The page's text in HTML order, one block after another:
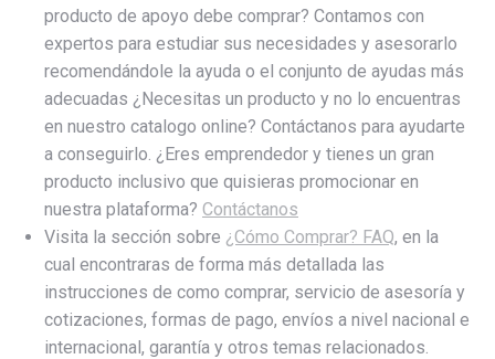
producto de apoyo debe comprar? Contamos con
expertos para estudiar sus necesidades y asesorarlo
recomendándole la ayuda o el conjunto de ayudas más
adecuadas ¿Necesitas un producto y no lo encuentras
en nuestro catalogo online? Contáctanos para ayudarte
a conseguirlo. ¿Eres emprendedor y tienes un gran
producto inclusivo que quisieras promocionar en
nuestra plataforma? Contáctanos
Visita la sección sobre ¿Cómo Comprar? FAQ, en la
cual encontraras de forma más detallada las
instrucciones de como comprar, servicio de asesoría y
cotizaciones, formas de pago, envíos a nivel nacional e
internacional, garantía y otros temas relacionados.